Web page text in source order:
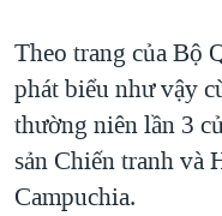
Theo trang của Bộ
phát biểu như vậy
thường niên lần 3
sản Chiến tranh và
Campuchia.